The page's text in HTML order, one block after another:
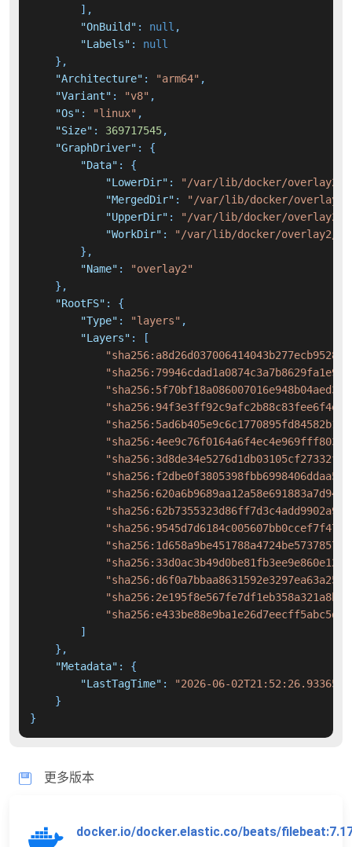
] ,
"OnBuild" : null ,
"Labels" :
null
} ,
"Architecture" : "arm64" ,
"Variant" : "v8" ,
"Os" : "linux" ,
"Size" : 369717545,
"GraphDriver" :
{
"Data" :
{
"LowerDir" :
"/var/lib/docker/overlay2/
"MergedDir" :
"/var/lib/docker/overlay2/
"UpperDir" :
"/var/lib/docker/overlay2/
"WorkDir" :
"/var/lib/docker/overlay2/
} ,
"Name" :
"overlay2"
} ,
"RootFS" :
{
"Type" : "layers" ,
"Layers" :
[
]
} ,
"Metadata" :
{
"LastTagTime" :
"2026-06-
}
}
更多版本
docker.io/docker.elastic.co/beats/